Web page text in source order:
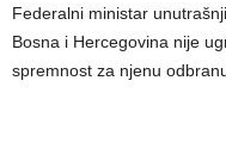
Federalni ministar
Bosna i Hercegovina nije
spremnost za njenu